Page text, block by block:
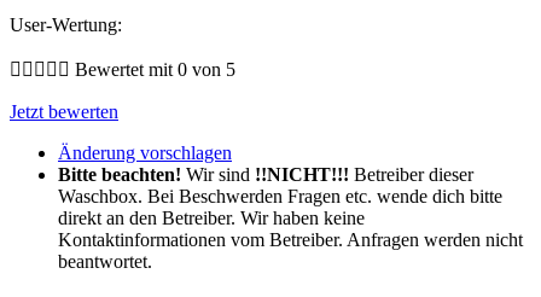
User-Wertung:
     Bewertet mit 0 von 5
Jetzt bewerten
Änderung vorschlagen
Bitte beachten! Wir sind !!NICHT!!! Betreiber dieser
Waschbox. Bei Beschwerden Fragen etc. wende dich bitte
direkt an den Betreiber. Wir haben keine
Kontaktinformationen vom Betreiber. Anfragen werden nicht
beantwortet.